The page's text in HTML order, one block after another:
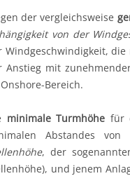
der vergleichsweise
von der
Windgeschwindigkeit,
Anstieg mit
Bereich.
minimale Turmhöhe für
Abstandes von
, der
und jenem